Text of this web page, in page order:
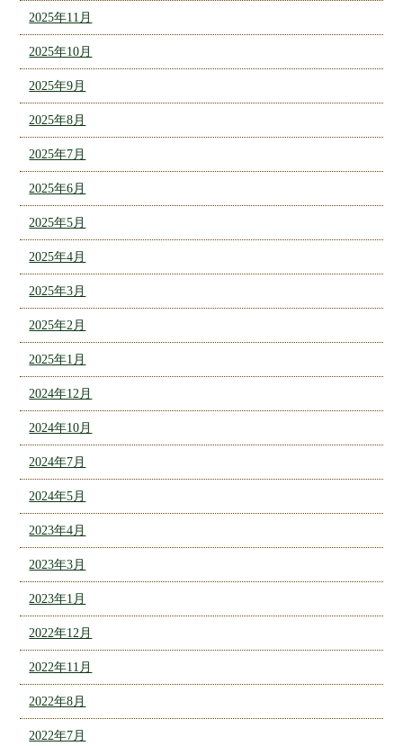
2025年11月
2025年10月
2025年9月
2025年8月
2025年7月
2025年6月
2025年5月
2025年4月
2025年3月
2025年2月
2025年1月
2024年12月
2024年10月
2024年7月
2024年5月
2023年4月
2023年3月
2023年1月
2022年12月
2022年11月
2022年8月
2022年7月